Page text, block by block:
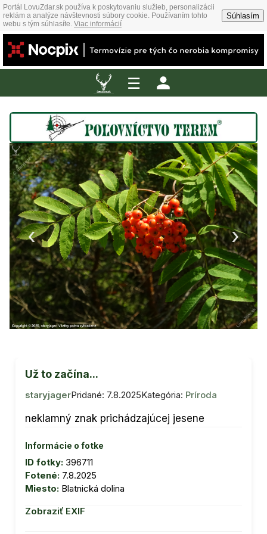
Portál LovuZdar.sk používa k poskytovaniu služieb, personalizácii
reklám a analýze návštevnosti súbory cookie. Používaním tohto
webu s tým súhlasíte. Viac informácií
Súhlasím
☰
‹ ›
Už to začína...
staryjagerPridané: 7.8.2025Kategória: Príroda
neklamný znak prichádzajúcej jesene
Informácie o fotke
ID fotky: 396711
Fotené: 7.8.2025
Miesto: Blatnická dolina
Zobraziť EXIF